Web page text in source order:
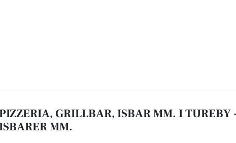
GRILLBAR, ISBAR MM. I TUREBY
MM.